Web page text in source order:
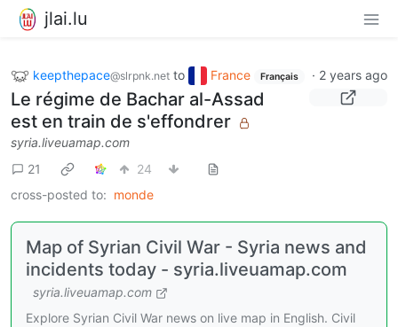
jlai.lu
keepthepace@slrpnk.net to France Français · 2 years ago
Le régime de Bachar al-Assad
est en train de s'effondrer
syria.liveuamap.com
21
24
cross-posted to: monde
Map of Syrian Civil War - Syria news and
incidents today - syria.liveuamap.com
syria.liveuamap.com
Explore Syrian Civil War news on live map in English. Civil